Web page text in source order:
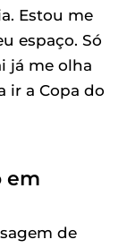
Estou me
espaço. Só
já me olha
ir a Copa do
em
de